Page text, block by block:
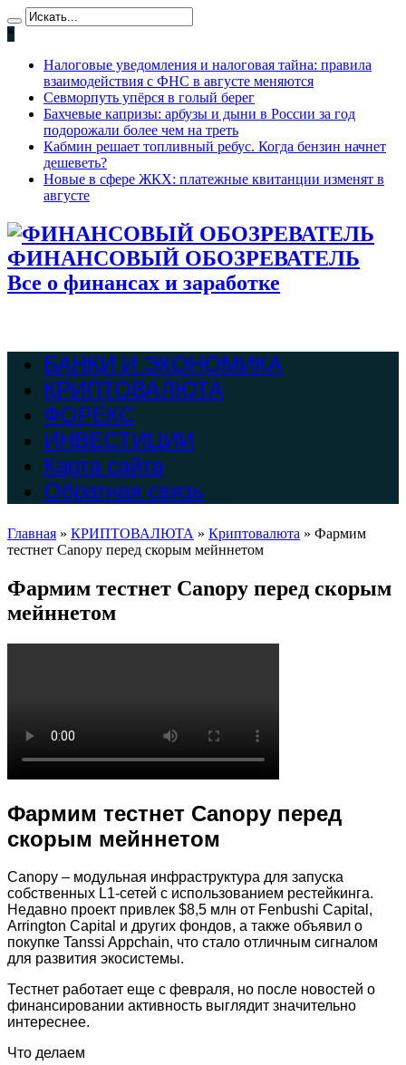
*
Налоговые уведомления и налоговая тайна: правила
взаимодействия с ФНС в августе меняются
Севморпуть упёрся в голый берег
Бахчевые капризы: арбузы и дыни в России за год
подорожали более чем на треть
Кабмин решает топливный ребус. Когда бензин начнет
дешеветь?
Новые в сфере ЖКХ: платежные квитанции изменят в
августе
ФИНАНСОВЫЙ ОБОЗРЕВАТЕЛЬ
Все о финансах и заработке
БАНКИ И ЭКОНОМИКА
КРИПТОВАЛЮТА
ФОРЕКС
ИНВЕСТИЦИИ
Карта сайта
Обратная связь
Главная » КРИПТОВАЛЮТА » Криптовалюта » Фармим
тестнет Canopy перед скорым мейннетом
Фармим тестнет Canopy перед скорым
мейннетом
Фармим тестнет Canopy перед
скорым мейннетом
Canopy – модульная инфраструктура для запуска
собственных L1-сетей с использованием рестейкинга.
Недавно проект привлек $8,5 млн от Fenbushi Capital,
Arrington Capital и других фондов, а также объявил о
покупке Tanssi Appchain, что стало отличным сигналом
для развития экосистемы.
Тестнет работает еще с февраля, но после новостей о
финансировании активность выглядит значительно
интереснее.
Что делаем